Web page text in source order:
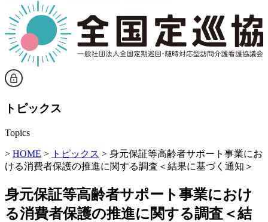
トピックス
Topics
> HOME > トピックス > 身元保証等高齢者サポート事業にお
ける消費者保護の推進に関する調査＜結果に基づく通知＞
身元保証等高齢者サポート事業におけ
る消費者保護の推進に関する調査＜結